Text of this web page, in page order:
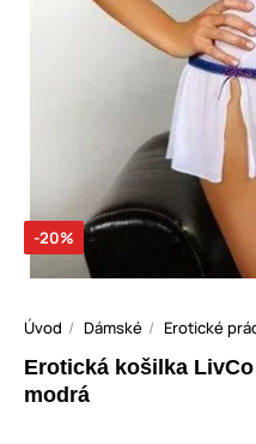
-20%
Úvod Dámské Erotické
Erotická košilka
modrá